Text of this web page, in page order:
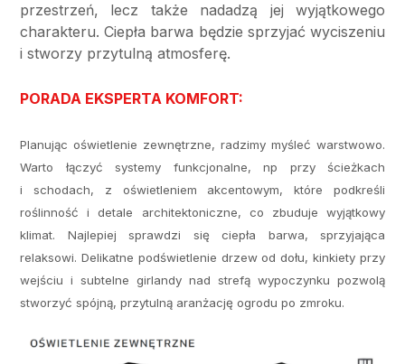
przestrzeń, lecz także nadadzą jej wyjątkowego
charakteru. Ciepła barwa będzie sprzyjać wyciszeniu
i stworzy przytulną atmosferę.
PORADA EKSPERTA KOMFORT:
Planując oświetlenie zewnętrzne, radzimy myśleć warstwowo.
Warto łączyć systemy funkcjonalne, np przy ścieżkach
i schodach, z oświetleniem akcentowym, które podkreśli
roślinność i detale architektoniczne, co zbuduje wyjątkowy
klimat. Najlepiej sprawdzi się ciepła barwa, sprzyjająca
relaksowi. Delikatne podświetlenie drzew od dołu, kinkiety przy
wejściu i subtelne girlandy nad strefą wypoczynku pozwolą
stworzyć spójną, przytulną aranżację ogrodu po zmroku.